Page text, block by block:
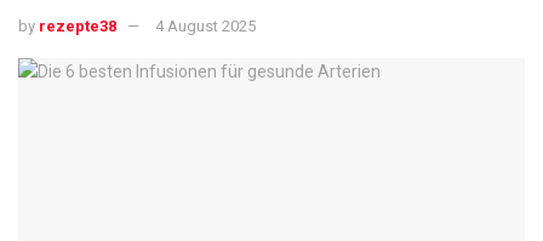
by rezepte38 4 August 2025